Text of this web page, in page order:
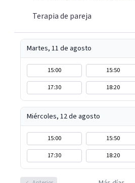
Terapia de pareja
Martes, 11 de agosto
15:00 15:50
17:30
18:20
Miércoles, 12 de agosto
15:00 15:50
17:30
18:20